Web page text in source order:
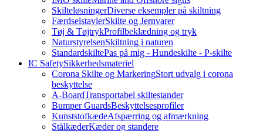
SkilteløsningerDiverse eksempler på skiltning
FærdselstavlerSkilte og Jernvarer
Tøj & TøjtrykProfilbeklædning og tryk
NaturstyrelsenSkiltning i naturen
StandardskiltePas på mig - Hundeskilte - P-skilte
IC SafetySikkerhedsmateriel
Corona Skilte og MarkeringStort udvalg i corona
beskyttelse
A-BoardTransportabel skiltestander
Bumper GuardsBeskyttelsesprofiler
KunststofkædeAfspærring og afmærkning
StålkæderKæder og standere